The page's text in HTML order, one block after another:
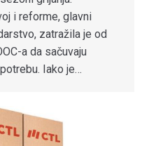
i reforme, glavni
zatražila je od
a da sačuvaju
Iako je…